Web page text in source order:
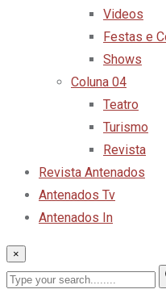
Videos
Festas e
Shows
Coluna 04
Teatro
Turismo
Revista
Revista Antenados
Antenados Tv
Antenados In
×